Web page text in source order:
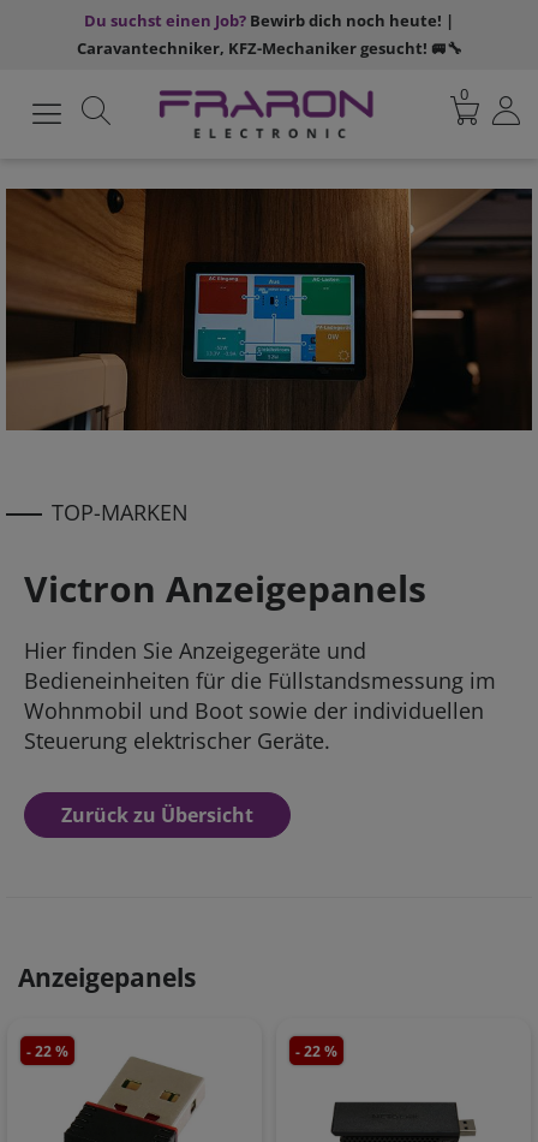
Du suchst einen Job? Bewirb dich noch heute! |
Caravantechniker, KFZ-Mechaniker gesucht! 🚐🔧
0
TOP-MARKEN
Victron Anzeigepanels
Hier finden Sie Anzeigegeräte und
Bedieneinheiten für die Füllstandsmessung im
Wohnmobil und Boot sowie der individuellen
Steuerung elektrischer Geräte.
Zurück zu Übersicht
Anzeigepanels
- 22 % - 22 %